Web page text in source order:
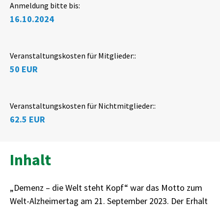
Inhalt
„Demenz – die Welt steht Kopf“ war das Motto zum
Welt-Alzheimertag am 21. September 2023. Der Erhalt
Anmeldung bitte bis:
16.10.2024
Veranstaltungskosten für Mitglieder::
50 EUR
Veranstaltungskosten für Nichtmitglieder::
62.5 EUR